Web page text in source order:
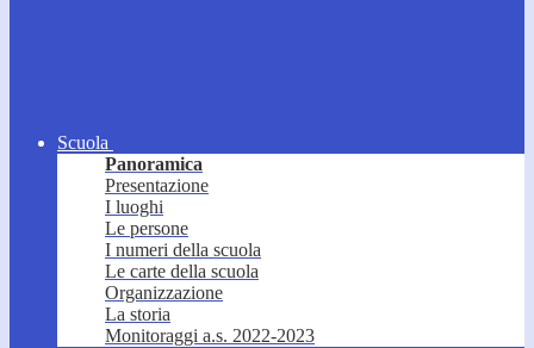
Scuola
Panoramica
Presentazione
I luoghi
Le persone
I numeri della scuola
Le carte della scuola
Organizzazione
La storia
Monitoraggi a.s. 2022-2023